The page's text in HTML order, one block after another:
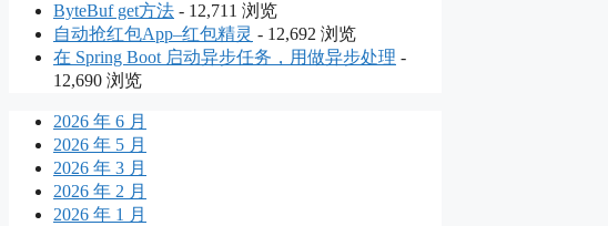
ByteBuf get方法 - 12,711 浏览
自动抢红包App–红包精灵 - 12,692 浏览
在 Spring Boot 启动异步任务，用做异步处理 -
12,690 浏览
2026 年 6 月
2026 年 5 月
2026 年 3 月
2026 年 2 月
2026 年 1 月